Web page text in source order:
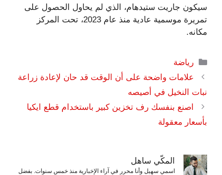
سيكون جاريت ستيدهام، الذي لم يحاول الحصول على
تمريرة موسمية عادية منذ عام 2023، تحت المركز
مكانه.
التصنيفات
رياضة
علامات واضحة على أن الوقت قد حان لإعادة زراعة
نبات النخيل في أصيصه
اصنع بنفسك رف تخزين كبير باستخدام قطع ايكيا
بأسعار معقولة
المكّي ساهل
اسمي سهيل وأنا محرر في آراء الإخبارية منذ خمس سنوات. بفضل